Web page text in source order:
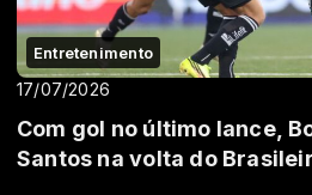
Entretenimento
17/07/2026
Com gol no último lance,
Santos na volta do